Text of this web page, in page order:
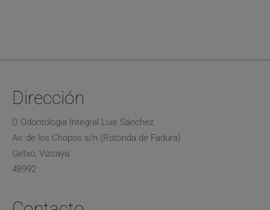
Dirección
Odontología Integral Luis Sánchez
Av. de los Chopos s/n (Rotonda de Fadura)
Getxo, Vizcaya
48992